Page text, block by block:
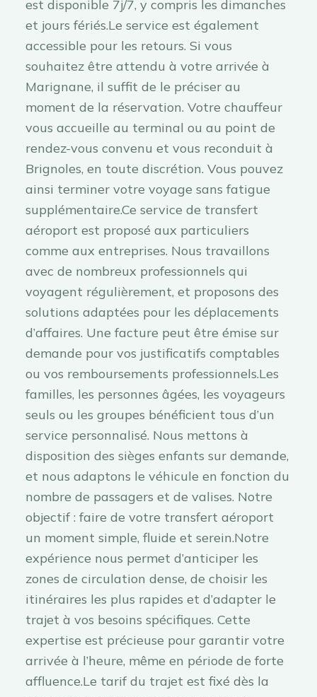
est disponible 7j/7, y compris les dimanches
et jours fériés.Le service est également
accessible pour les retours. Si vous
souhaitez être attendu à votre arrivée à
Marignane, il suffit de le préciser au
moment de la réservation. Votre chauffeur
vous accueille au terminal ou au point de
rendez-vous convenu et vous reconduit à
Brignoles, en toute discrétion. Vous pouvez
ainsi terminer votre voyage sans fatigue
supplémentaire.Ce service de transfert
aéroport est proposé aux particuliers
comme aux entreprises. Nous travaillons
avec de nombreux professionnels qui
voyagent régulièrement, et proposons des
solutions adaptées pour les déplacements
d’affaires. Une facture peut être émise sur
demande pour vos justificatifs comptables
ou vos remboursements professionnels.Les
familles, les personnes âgées, les voyageurs
seuls ou les groupes bénéficient tous d’un
service personnalisé. Nous mettons à
disposition des sièges enfants sur demande,
et nous adaptons le véhicule en fonction du
nombre de passagers et de valises. Notre
objectif : faire de votre transfert aéroport
un moment simple, fluide et serein.Notre
expérience nous permet d’anticiper les
zones de circulation dense, de choisir les
itinéraires les plus rapides et d’adapter le
trajet à vos besoins spécifiques. Cette
expertise est précieuse pour garantir votre
arrivée à l’heure, même en période de forte
affluence.Le tarif du trajet est fixé dès la